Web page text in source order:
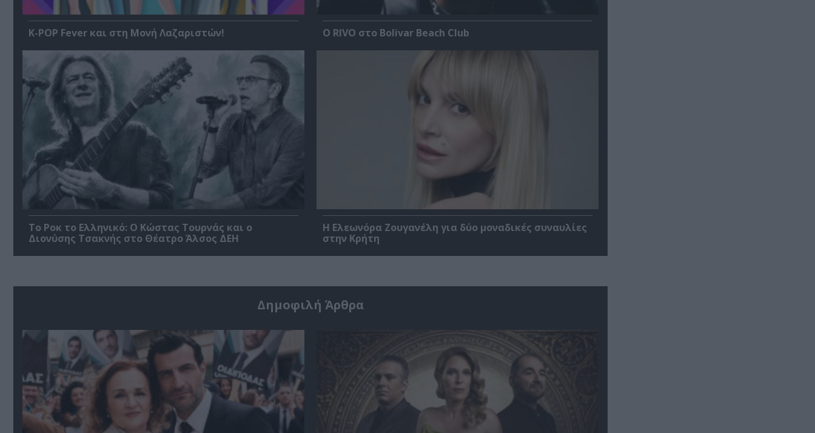
K-POP Fever και στη Μονή Λαζαριστών! Ο RIVO στο Bolivar Beach Club
Το Ροκ το Ελληνικό: Ο Κώστας Τουρνάς και ο
Διονύσης Τσακνής στο Θέατρο Άλσος ΔΕΗ
Η Ελεωνόρα Ζουγανέλη για δύο μοναδικές συναυλίες
στην Κρήτη
Δημοφιλή Άρθρα